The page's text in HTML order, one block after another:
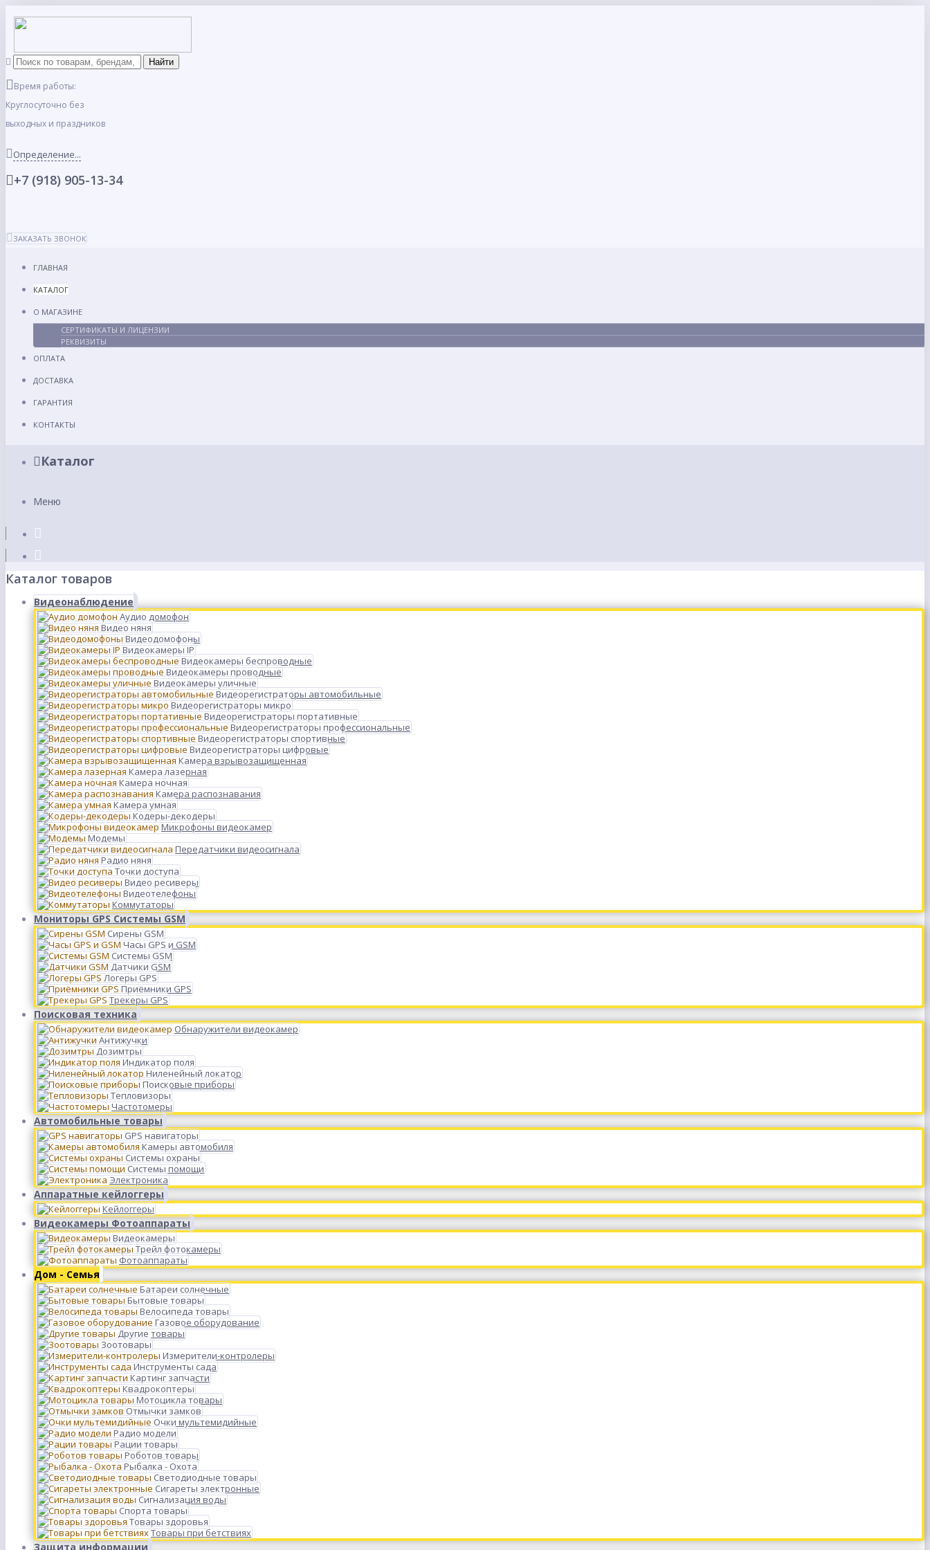
Время работы:
Круглосуточно без
выходных и праздников
Определение...
+7 (918) 905-13-34
ЗАКАЗАТЬ ЗВОНОК
ГЛАВНАЯ
КАТАЛОГ
О МАГАЗИНЕ
СЕРТИФИКАТЫ И ЛИЦЕНЗИИ
РЕКВИЗИТЫ
ОПЛАТА
ДОСТАВКА
ГАРАНТИЯ
КОНТАКТЫ
Каталог
Меню
Каталог товаров
Видеонаблюдение
Аудио домофон
Видео няня
Видеодомофоны
Видеокамеры IP
Видеокамеры беспроводные
Видеокамеры проводные
Видеокамеры уличные
Видеорегистраторы автомобильные
Видеорегистраторы микро
Видеорегистраторы портативные
Видеорегистраторы профессиональные
Видеорегистраторы спортивные
Видеорегистраторы цифровые
Камера взрывозащищенная
Камера лазерная
Камера ночная
Камера распознавания
Камера умная
Кодеры-декодеры
Микрофоны видеокамер
Модемы
Передатчики видеосигнала
Радио няня
Точки доступа
Видео ресиверы
Видеотелефоны
Коммутаторы
Мониторы GPS Системы GSM
Сирены GSM
Часы GPS и GSM
Системы GSM
Датчики GSM
Логеры GPS
Приёмники GPS
Трекеры GPS
Поисковая техника
Обнаружители видеокамер
Антижучки
Дозимтры
Индикатор поля
Ниленейный локатор
Поисковые приборы
Тепловизоры
Частотомеры
Автомобильные товары
GPS навигаторы
Камеры автомобиля
Системы охраны
Системы помощи
Электроника
Аппаратные кейлоггеры
Кейлоггеры
Видеокамеры Фотоаппараты
Видеокамеры
Трейл фотокамеры
Фотоаппараты
Дом - Семья
Батареи солнечные
Бытовые товары
Велосипеда товары
Газовое оборудование
Другие товары
Зоотовары
Измерители-контролеры
Инструменты сада
Картинг запчасти
Квадрокоптеры
Мотоцикла товары
Отмычки замков
Очки мультемидийные
Радио модели
Рации товары
Роботов товары
Рыбалка - Охота
Светодиодные товары
Сигареты электронные
Сигнализация воды
Спорта товары
Товары здоровья
Товары при бетствиях
Защита информации